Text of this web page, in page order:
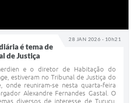
28 JAN 2026 - 10h21
é tema de
de Justiça
e o diretor de Habitação do
estiveram no Tribunal de Justiça do
onde reuniram-se nesta quarta-feira
Alexandre Fernandes Gastal. O
diversos de interesse de Turuçu,